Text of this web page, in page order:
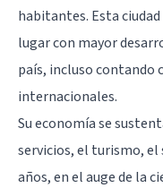
habitantes. Esta
lugar con mayor
país, incluso contando
internacionales.
Su economía se
servicios, el turismo,
años, en el auge de la